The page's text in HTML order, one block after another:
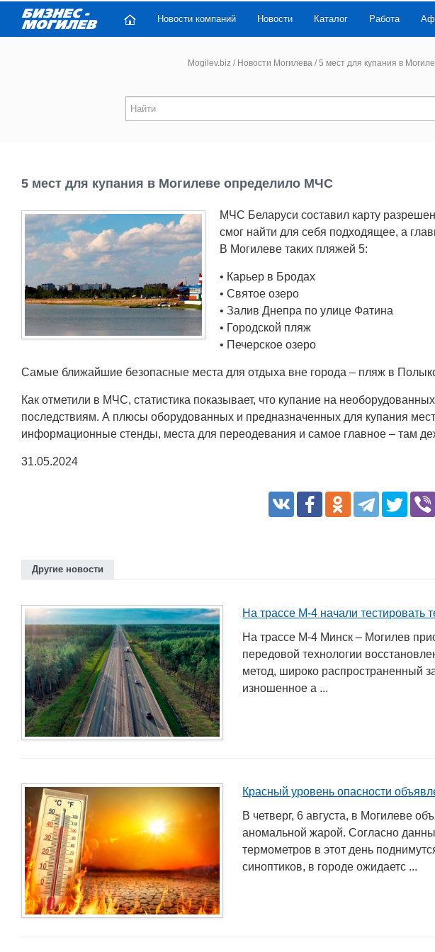
Новости компаний Новости Каталог Работа
Mogilev.biz / Новости Могилева /5 мест для купания в
5 мест для купания в Могилеве определило МЧС
МЧС Беларуси составил карту
смог найти для себя подходящее, а
В Могилеве таких пляжей 5:
• Карьер в Бродах
• Святое озеро
• Залив Днепра по улице Фатина
• Городской пляж
• Печерское озеро
Самые ближайшие безопасные места для отдыха вне города – пляж в
Как отметили в МЧС, статистика показывает, что купание на
последствиям. А плюсы оборудованных и предназначенных для купания
информационные стенды, места для переодевания и самое главное – там
31.05.2024
Другие новости
На трассе М-4 начали тестировать
На трассе М-4 Минск – Могилев
передовой технологии
метод, широко распространенный
изношенное а ...
Красный уровень опасности
В четверг, 6 августа, в Могилеве
аномальной жарой. Согласно
термометров в этот день
синоптиков, в городе ожидаетс ...
для пищевых и перерабатывающих
отраслей АПК, а также предприятий
химической промышленности.